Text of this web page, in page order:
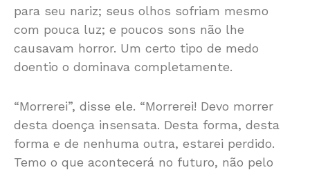
para seu nariz; seus olhos sofriam mesmo
com pouca luz; e poucos sons não lhe
causavam horror. Um certo tipo de medo
doentio o dominava completamente.
“Morrerei”, disse ele. “Morrerei! Devo morrer
desta doença insensata. Desta forma, desta
forma e de nenhuma outra, estarei perdido.
Temo o que acontecerá no futuro, não pelo